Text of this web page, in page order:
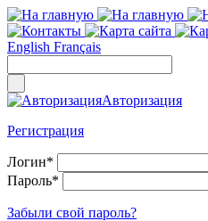
English Français
Авторизация
Регистрация
Логин*
Пароль*
Забыли свой пароль?